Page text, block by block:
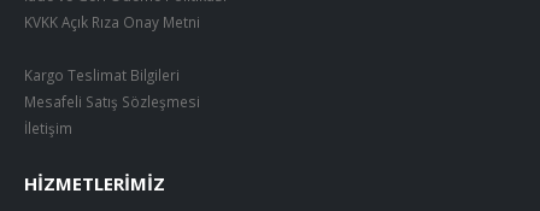
KVKK Açık Rıza Onay Metni
Kargo Teslimat Bilgileri
Mesafeli Satış Sözleşmesi
İletişim
HIZMETLERIMIZ